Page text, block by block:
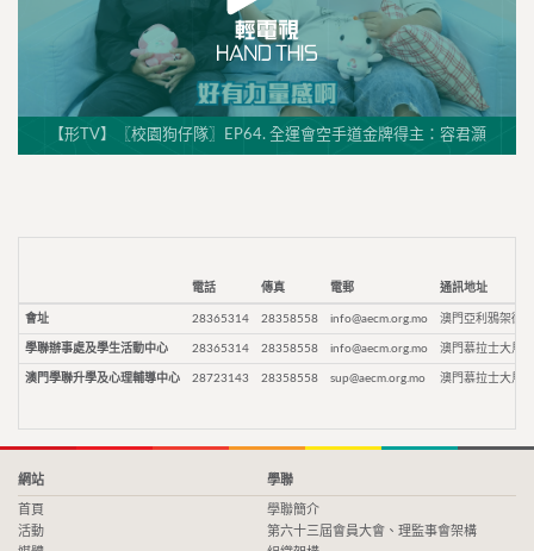
【形TV】〖校園狗仔隊〗EP64. 全運會空手道金牌得主：容君灝
電話 傳真 電郵 通訊地址
會址 28365314 28358558 info@aecm.org.mo 澳門亞利鴉架街9
學聯辦事處及學生活動中心 28365314 28358558 info@aecm.org.mo 澳門慕拉士大馬
澳門學聯升學及心理輔導中心 28723143 28358558 sup@aecm.org.mo 澳門慕拉士大馬
網站
首頁
活動
學聯
學聯簡介
第六十三屆會員大會、理監事會架構